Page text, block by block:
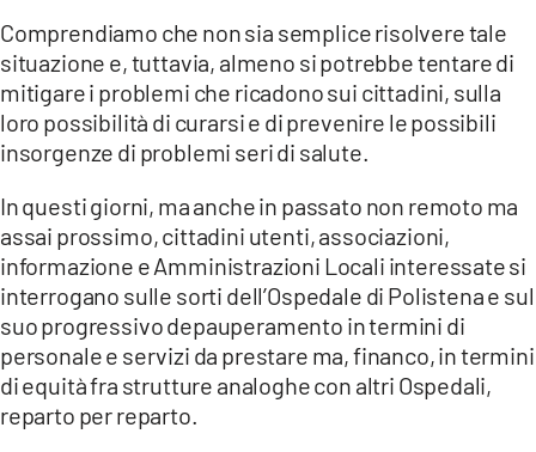
ILVIBONESE.IT
CATANZAROCHANNEL.IT
LACAPITALENEWS.IT
App
ANDROID
APPLE
Comprendiamo che non sia semplice risolvere tale
situazione e, tuttavia, almeno si potrebbe tentare di
mitigare i problemi che ricadono sui cittadini, sulla
loro possibilità di curarsi e di prevenire le possibili
insorgenze di problemi seri di salute.
In questi giorni, ma anche in passato non remoto ma
assai prossimo, cittadini utenti, associazioni,
informazione e Amministrazioni Locali interessate si
interrogano sulle sorti dell’Ospedale di Polistena e sul
suo progressivo depauperamento in termini di
personale e servizi da prestare ma, financo, in termini
di equità fra strutture analoghe con altri Ospedali,
reparto per reparto.